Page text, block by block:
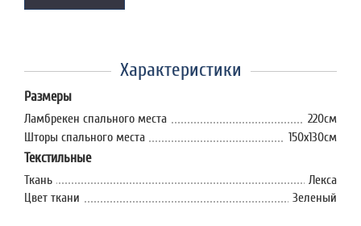
Характеристики
Размеры
Ламбрекен спального места
220см
Шторы спального места
150х130см
Текстильные
Ткань
Лекса
Цвет ткани
Зеленый